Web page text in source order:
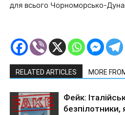
для всього Чорноморсько-
RELATED ARTICLES MORE
Фейк:
безпілотники,